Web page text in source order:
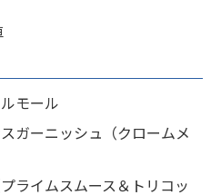
モール
ガーニッシュ（クロームメ
ライムスムース＆トリコッ